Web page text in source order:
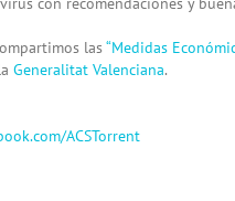
las“Medidas
Generalitat Valenciana.
ACSTorrent